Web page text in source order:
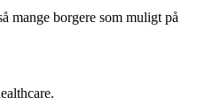
mange borgere som muligt på